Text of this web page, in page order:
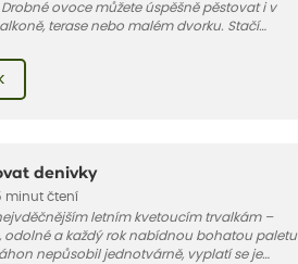
ovoce můžete úspěšně pěstovat i v
terase nebo malém dvorku. Stačí
V tomto článku vám poradíme, jak na
denivky
minut čtení
letním kvetoucím trvalkám –
odolné a každý rok nabídnou bohatou paletu
nepůsobil jednotvárně, vyplatí se je